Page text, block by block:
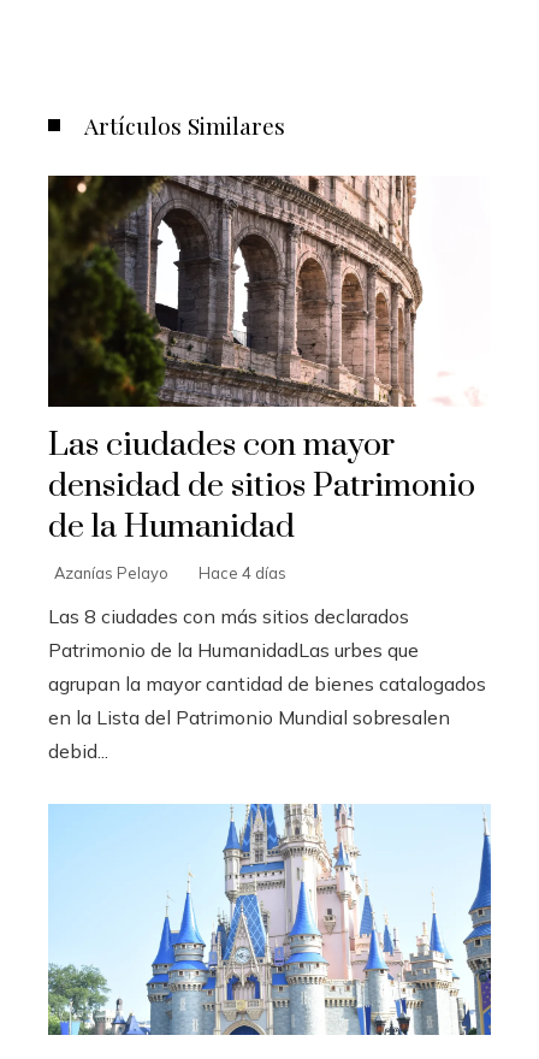
Artículos Similares
Las ciudades con mayor
densidad de sitios Patrimonio
de la Humanidad
Azanías Pelayo Hace 4 días
Las 8 ciudades con más sitios declarados
Patrimonio de la HumanidadLas urbes que
agrupan la mayor cantidad de bienes catalogados
en la Lista del Patrimonio Mundial sobresalen
debid...